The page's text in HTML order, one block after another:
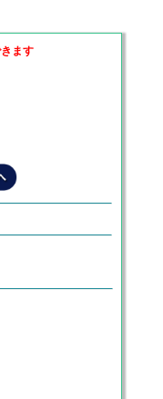
ます
商品代金